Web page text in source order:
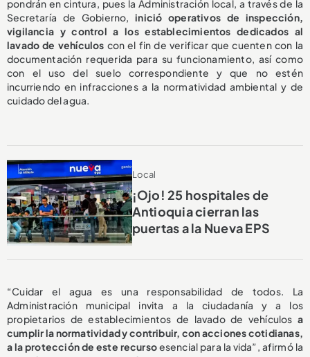
pondrán en cintura, pues la Administración local, a través de la
Secretaría de Gobierno,inició operativos de inspección,
vigilancia y control a los establecimientos dedicados al
lavado de vehículos con el fin de verificar que cuenten con la
documentación requerida para su funcionamiento, así como
con el uso del suelo correspondiente y que no estén
incurriendo en infracciones a la normatividad ambiental y de
cuidado del agua.
Local
¡Ojo! 25 hospitales de
Antioquia cierran las
puertas a la Nueva EPS
“Cuidar el agua es una responsabilidad de todos. La
Administración municipal invita a la ciudadanía y a los
propietarios de establecimientos de lavado de vehículos a
cumplir la normatividad y contribuir, con acciones cotidianas,
a la protección de este recursoesencial para la vida”, afirmó la